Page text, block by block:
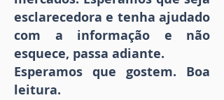
esclarecedora e tenha ajudado
com a informação e não
esquece, passa adiante.
Esperamos que gostem. Boa
leitura.